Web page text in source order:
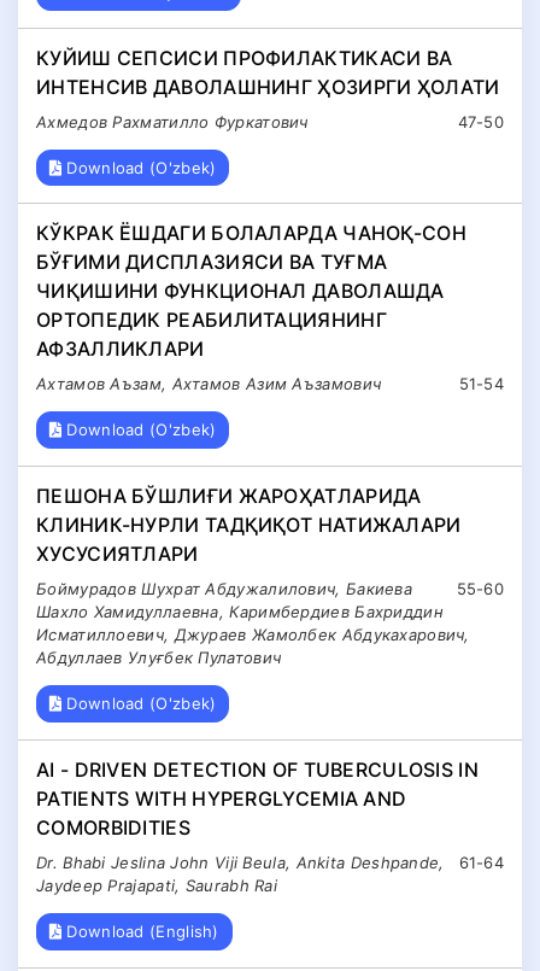
КУЙИШ СЕПСИСИ ПРОФИЛАКТИКАСИ ВА
ИНТЕНСИВ ДАВОЛАШНИНГ ҲОЗИРГИ ҲОЛАТИ
47-50
Ахмедов Рахматилло Фуркатович
Download (O'zbek)
КЎКРАК ЁШДАГИ БОЛАЛАРДА ЧАНОҚ-СОН
БЎҒИМИ ДИСПЛАЗИЯСИ ВА ТУҒМА
ЧИҚИШИНИ ФУНКЦИОНАЛ ДАВОЛАШДА
ОРТОПЕДИК РЕАБИЛИТАЦИЯНИНГ
АФЗАЛЛИКЛАРИ
51-54
Ахтамов Аъзам, Ахтамов Азим Аъзамович
Download (O'zbek)
ПЕШОНА БЎШЛИҒИ ЖАРОҲАТЛАРИДА
КЛИНИК-НУРЛИ ТАДҚИҚОТ НАТИЖАЛАРИ
ХУСУСИЯТЛАРИ
55-60
Боймурадов Шухрат Абдужалилович, Бакиева
Шахло Хамидуллаевна, Каримбердиев Бахриддин
Исматиллоевич, Джураев Жамолбек Абдукахарович,
Абдуллаев Улуғбек Пулатович
Download (O'zbek)
AI - DRIVEN DETECTION OF TUBERCULOSIS IN
PATIENTS WITH HYPERGLYCEMIA AND
COMORBIDITIES
61-64
Dr. Bhabi Jeslina John Viji Beula, Ankita Deshpande,
Jaydeep Prajapati, Saurabh Rai
Download (English)